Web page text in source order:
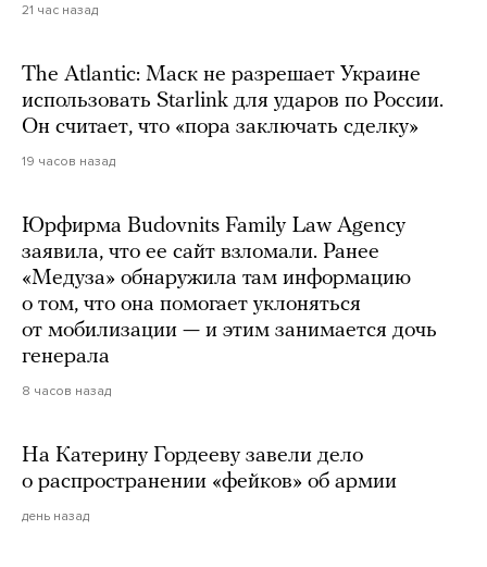
21 час назад
The Atlantic: Маск не разрешает Украине
использовать Starlink для ударов по России.
Он считает, что «пора заключать сделку»
19 часов назад
Юрфирма Budovnits Family Law Agency
заявила, что ее сайт взломали. Ранее
«Медуза» обнаружила там информацию
о том, что она помогает уклоняться
от мобилизации — и этим занимается дочь
генерала
8 часов назад
На Катерину Гордееву завели дело
о распространении «фейков» об армии
день назад